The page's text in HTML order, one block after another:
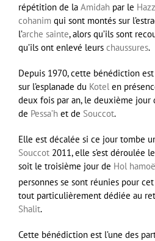
répétition de la Amidah par le
cohanim qui sont montés sur
l’arche sainte, alors qu’ils sont
qu’ils ont enlevé leurs chaussures.
Depuis 1970, cette bénédiction
sur l’esplanade du Kotel en
deux fois par an, le deuxième jour
de Pessa’h et de Souccot.
Elle est décalée si ce jour tombe
Souccot 2011, elle s’est déroulée
soit le troisième jour de Hol
personnes se sont réunies pour
tout particulièrement dédiée au
Shalit.
Cette bénédiction est l’une des